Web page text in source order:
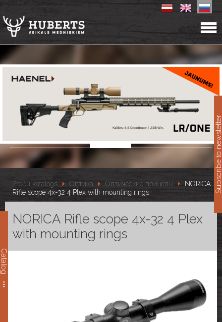
Catalog
Preču katalogs Оптика Оптические прицелы
NORICA
Rifle scope 4x-32 4 Plex with mounting rings
NORICA Rifle scope 4x-32 4 Plex
with mounting rings
Subscribe